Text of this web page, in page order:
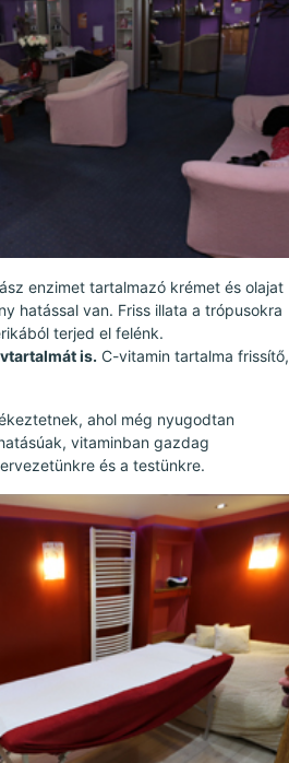
enzimet tartalmazó krémet és olajat
hatással van. Friss illata a trópusokra
terjed el felénk.
is. C-vitamin tartalma frissítő,
ahol még nyugodtan
vitaminban gazdag
és a testünkre.